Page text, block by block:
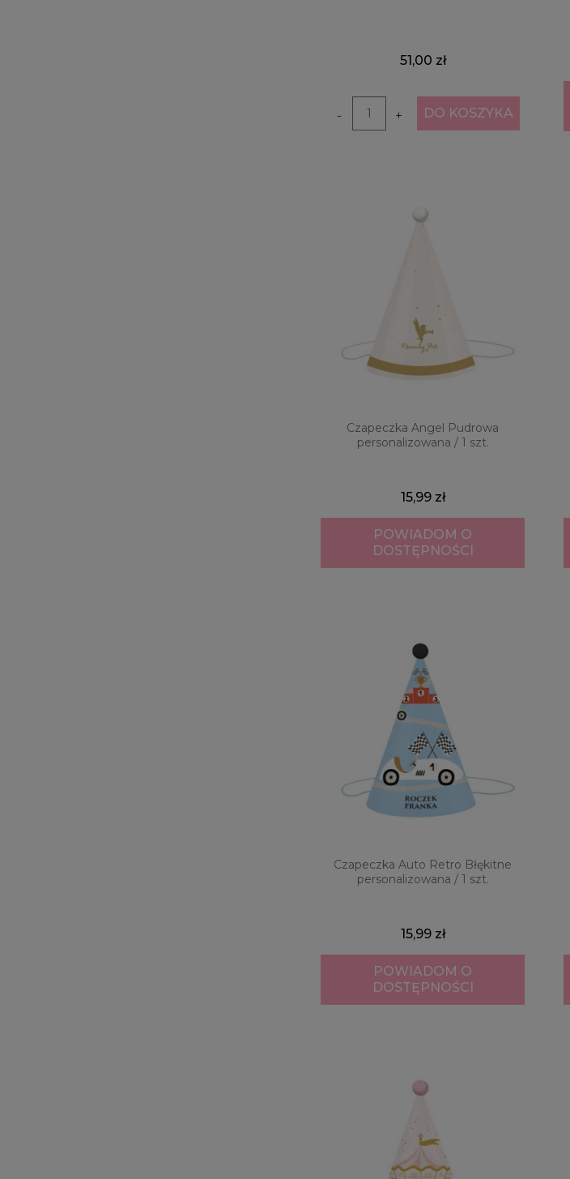
51,00 zł
- + DO KOSZYKA
Czapeczka Angel Pudrowa
personalizowana / 1 szt.
15,99 zł
POWIADOM O
DOSTĘPNOŚCI
Czapeczka Auto Retro Błękitne
personalizowana / 1 szt.
15,99 zł
POWIADOM O
DOSTĘPNOŚCI